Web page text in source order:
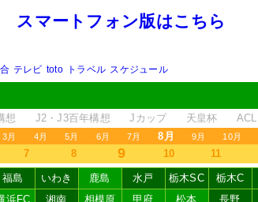
スマートフォン版はこちら
テレビ toto トラベル スケジュール
想 J2・J3百年構想 Jカップ 天皇杯 ACL
3月 4月 5月 6月 7月 8月 9月 10月
7 8 9 10 11
福島 いわき 鹿島 水戸 栃木SC 栃木C
浜FC 湘南 相模原 甲府 松本 長野